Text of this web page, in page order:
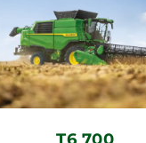
T6 700